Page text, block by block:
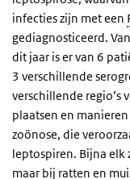
infecties zijn met een
gediagnosticeerd.
dit jaar is er van 6
3 verschillende
verschillende regio’s
plaatsen en
zoönose, die
leptospiren. Bijna elk
maar bij ratten en